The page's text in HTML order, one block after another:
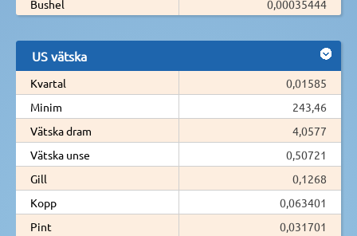
Bushel 0,00035444
US vätska
Kvartal
0,01585
Minim
243,46
Vätska dram
4,0577
Vätska unse
0,50721
Gill
0,1268
Kopp
0,063401
Pint
0,031701